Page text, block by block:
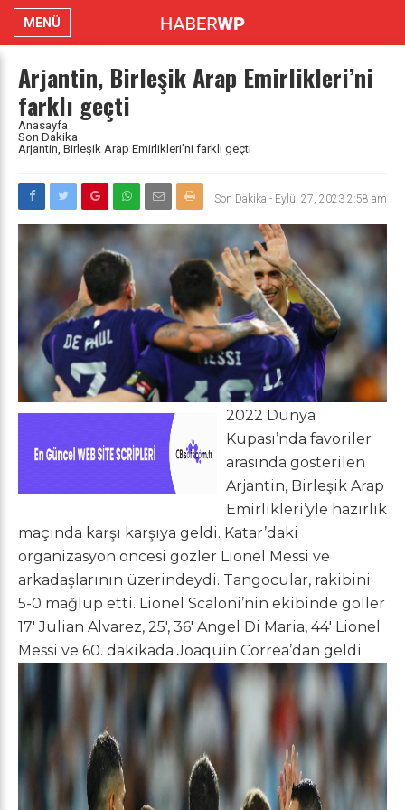
MENÜ
Arjantin, Birleşik Arap Emirlikleri’ni
farklı geçti
Anasayfa
Son Dakika
Arjantin, Birleşik Arap Emirlikleri’ni farklı geçti
Son Dakika - Eylül 27, 2023 2:58 am
2022 Dünya
Kupası’nda favoriler
arasında gösterilen
Arjantin, Birleşik Arap
Emirlikleri’yle hazırlık
maçında karşı karşıya geldi. Katar’daki
organizasyon öncesi gözler Lionel Messi ve
arkadaşlarının üzerindeydi. Tangocular, rakibini
5-0 mağlup etti. Lionel Scaloni’nin ekibinde goller
17′ Julian Alvarez, 25′, 36′ Angel Di Maria, 44′ Lionel
Messi ve 60. dakikada Joaquin Correa’dan geldi.